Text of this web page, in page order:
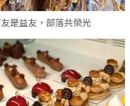
是益友，部落共榮光